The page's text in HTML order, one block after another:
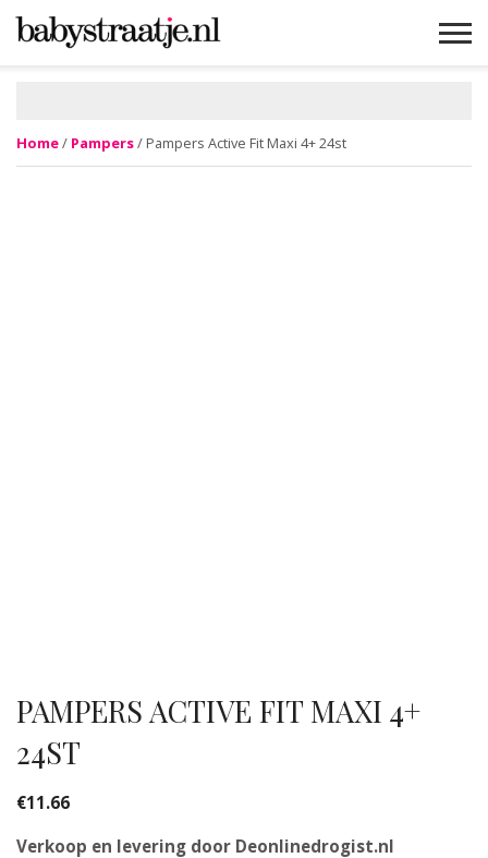
Home/ Pampers/ Pampers Active Fit Maxi 4+ 24st
PAMPERS ACTIVE FIT MAXI 4+
24ST
€11.66
Verkoop en levering door Deonlinedrogist.nl